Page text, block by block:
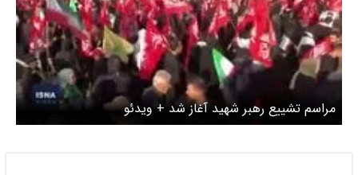
مراسم تشییع رهبر شهید آغاز شد + ویدئو